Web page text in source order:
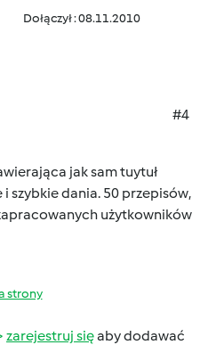
Dołączył : 08.11.2010
#4
jak sam tuytuł
szybkie dania. 50 przepisów,
użytkowników
strony
zarejestruj sięaby dodawać